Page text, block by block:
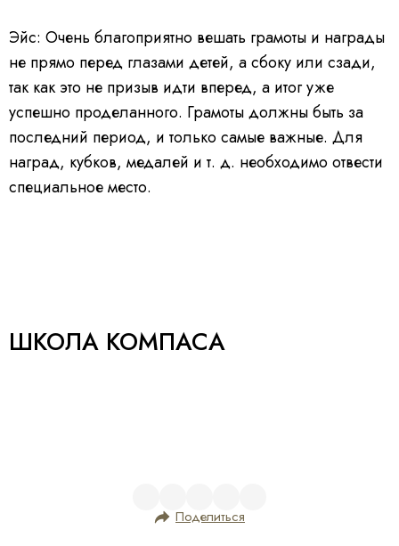
Эйс: Очень благоприятно вешать грамоты и награды
не прямо перед глазами детей, а сбоку или сзади,
так как это не призыв идти вперед, а итог уже
успешно проделанного. Грамоты должны быть за
последний период, и только самые важные. Для
наград, кубков, медалей и т. д. необходимо отвести
специальное место.
ШКОЛА КОМПАСА
Поделиться